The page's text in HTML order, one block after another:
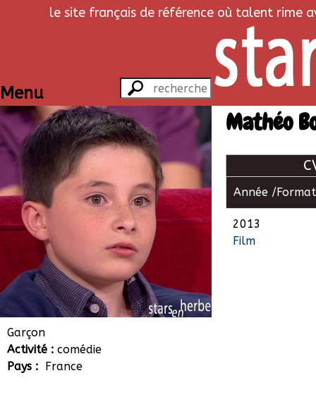
le site français de référence où talent rime
Menu
Mathéo Boisselier
Garçon
Activité : comédie
Pays : France
Mathéo
Année / Format
2013
Film